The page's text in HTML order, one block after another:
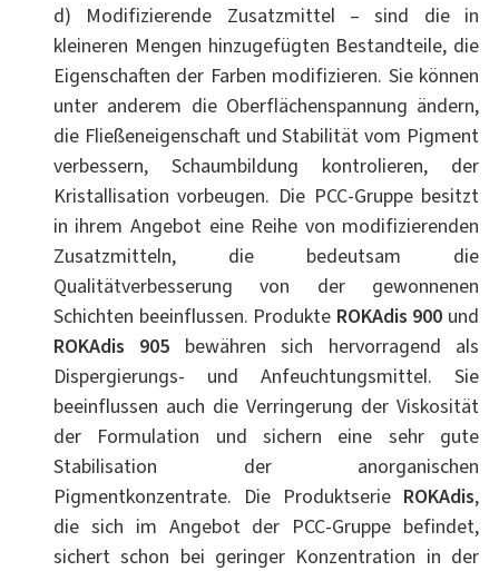
d) Modifizierende Zusatzmittel – sind die in
kleineren Mengen hinzugefügten Bestandteile, die
Eigenschaften der Farben modifizieren. Sie können
unter anderem die Oberflächenspannung ändern,
die Fließeneigenschaft und Stabilität vom Pigment
verbessern, Schaumbildung kontrolieren, der
Kristallisation vorbeugen. Die PCC-Gruppe besitzt
in ihrem Angebot eine Reihe von modifizierenden
Zusatzmitteln, die bedeutsam die
Qualitätverbesserung von der gewonnenen
Schichten beeinflussen. Produkte ROKAdis 900 und
ROKAdis
905 bewähren sich hervorragend als
Dispergierungs- und Anfeuchtungsmittel. Sie
beeinflussen auch die Verringerung der Viskosität
der Formulation und sichern eine sehr gute
Stabilisation der anorganischen
Pigmentkonzentrate. Die Produktserie ROKAdis,
die sich im Angebot der PCC-Gruppe befindet,
sichert schon bei geringer Konzentration in der